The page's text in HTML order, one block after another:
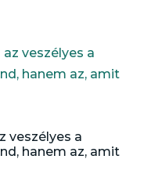
veszélyes a
hanem az, amit